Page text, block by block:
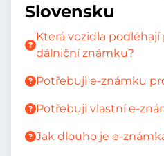
Slovensku
Která vozidla
dálniční známku?
Potřebuji e-známku
Potřebuji vlastní e-
Jak dlouho je e-